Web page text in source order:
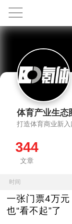
体育产业生态
打造体育商业新入
344
文章
时间
一张门票4万元
也“看不起”了